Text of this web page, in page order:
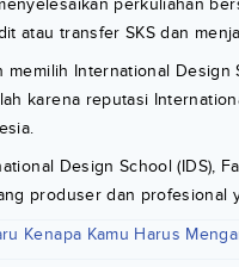
perkuliahan
atau transfer SKS dan
memilih International
karena reputasi
Design School (IDS),
produser dan profesional
Kenapa Kamu Harus